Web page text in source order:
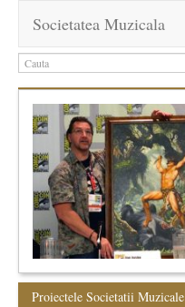
Societatea Muzicala
Proiectele Societatii Muzicale